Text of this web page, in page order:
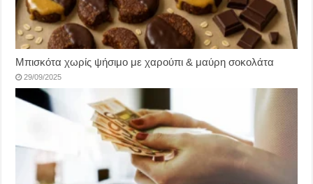
Μπισκότα χωρίς ψήσιμο με χαρούπι & μαύρη σοκολάτα
29/09/2025